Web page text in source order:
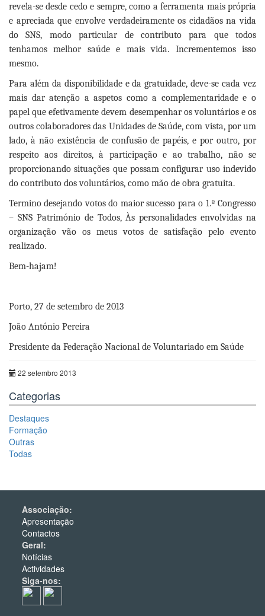
revela-se desde cedo e sempre, como a ferramenta mais própria
e apreciada que envolve verdadeiramente os cidadãos na vida
do SNS, modo particular de contributo para que todos
tenhamos melhor saúde e mais vida. Incrementemos isso
mesmo.
Para além da disponibilidade e da gratuidade, deve-se cada vez
mais dar atenção a aspetos como a complementaridade e o
papel que efetivamente devem desempenhar os voluntários e os
outros colaboradores das Unidades de Saúde, com vista, por um
lado, à não existência de confusão de papéis, e por outro, por
respeito aos direitos, à participação e ao trabalho, não se
proporcionando situações que possam configurar uso indevido
do contributo dos voluntários, como mão de obra gratuita.
Termino desejando votos do maior sucesso para o 1.º Congresso
– SNS Património de Todos, Às personalidades envolvidas na
organização vão os meus votos de satisfação pelo evento
realizado.
Bem-hajam!
Porto, 27 de setembro de 2013
João António Pereira
Presidente da Federação Nacional de Voluntariado em Saúde
22 setembro 2013
Categorias
Destaques
Formação
Outras
Todas
Associação:
Apresentação
Contactos
Geral:
Notícias
Actividades
Siga-nos: